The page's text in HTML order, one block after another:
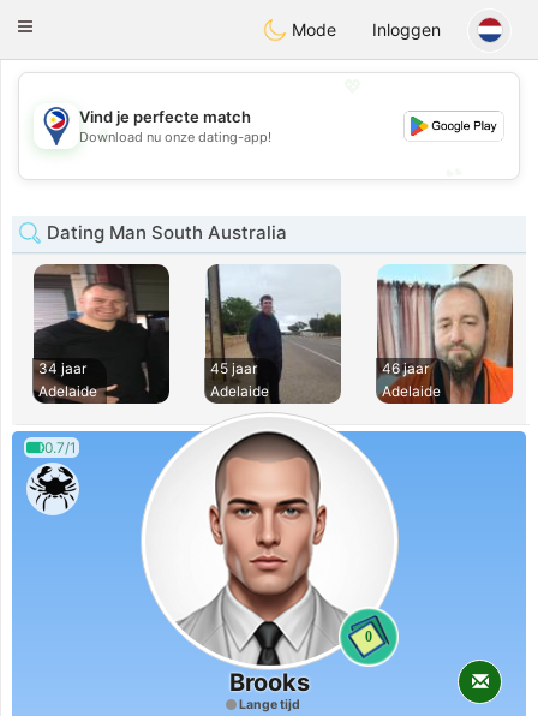
PhilippinesChat
Toggle
Mode Inloggen
💖
💕
Vind je perfecte match
Download nu onze dating-app!
Dating Man South Australia
34 jaar
Adelaide
45 jaar
Adelaide
46 jaar
Adelaide
0.7/1
0
Brooks
Lange tijd